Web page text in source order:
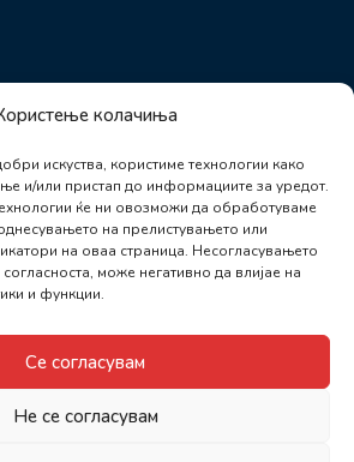
колачиња
искуства, користиме технологии како
и/или пристап до информациите за уредот.
ќе ни овозможи да обработуваме
на прелистувањето или
на оваа страница. Несогласувањето
може негативно да влијае на
и функции.
Се согласувам
Не се согласувам